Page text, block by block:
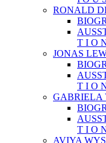
RONALD
T I O
JONAS
T I O
GABRIELA
T I O
AVIYA